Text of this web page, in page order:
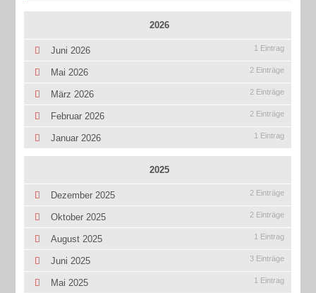
2026
Juni 2026 1 Eintrag
Mai 2026 2 Einträge
März 2026 2 Einträge
Februar 2026 2 Einträge
Januar 2026 1 Eintrag
2025
Dezember 2025 2 Einträge
Oktober 2025 2 Einträge
August 2025 1 Eintrag
Juni 2025 3 Einträge
Mai 2025 1 Eintrag